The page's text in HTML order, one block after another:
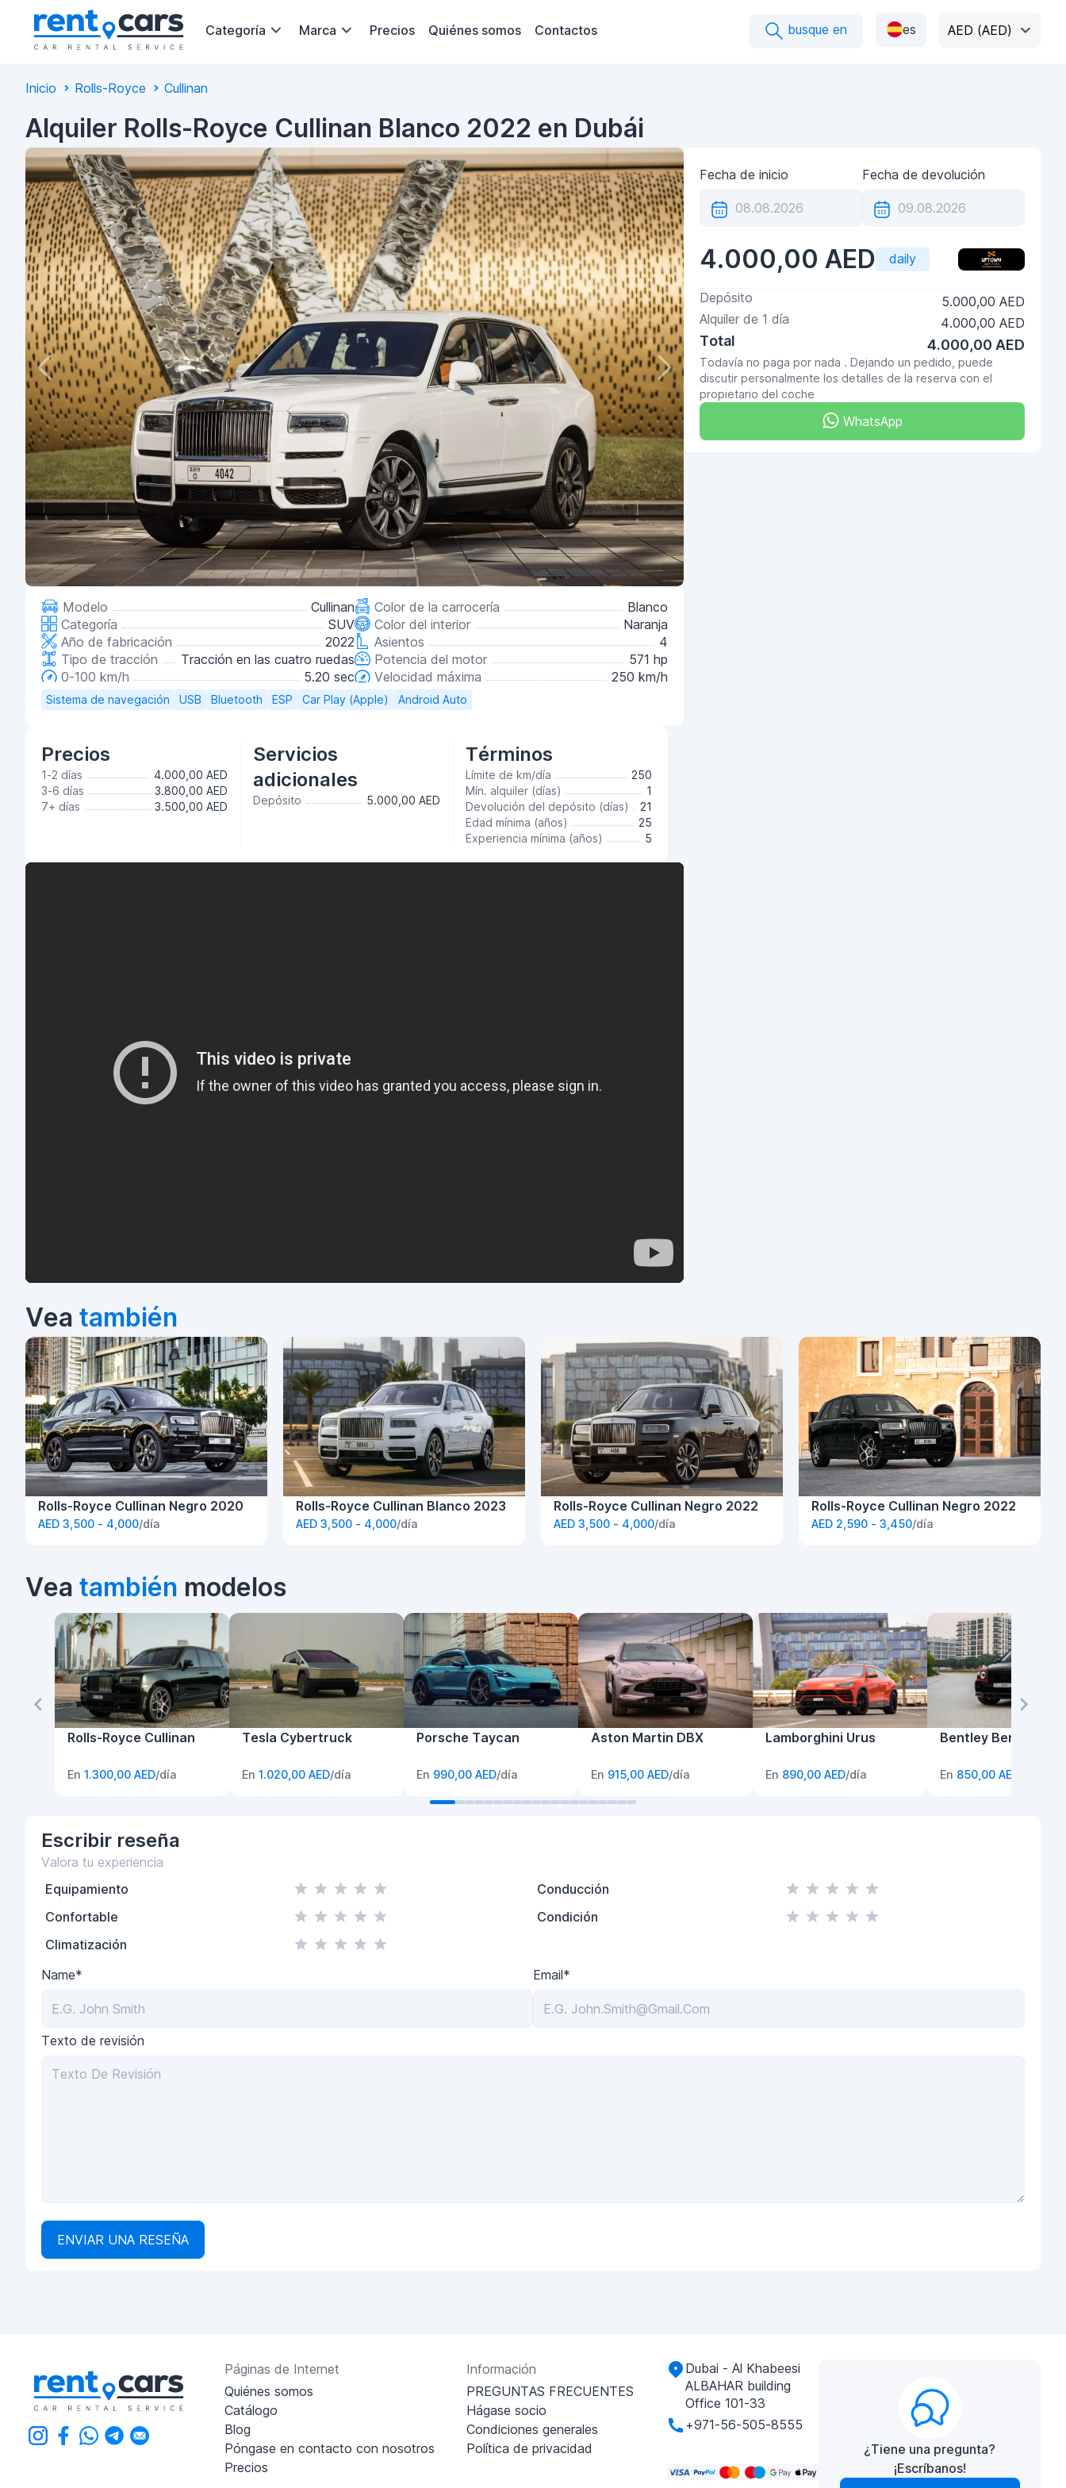
Categoría Marca Precios Quiénes somos Contactos busque en es AED (AED)
Inicio Rolls-Royce Cullinan
Alquiler Rolls-Royce Cullinan Blanco 2022 en Dubái
Modelo
Cullinan
Categoría
SUV
Año de fabricación
2022
Tipo de tracción
Tracción en las cuatro ruedas
0-100 km/h
5.20 sec
Color de la carrocería
Blanco
Color del interior
Naranja
Asientos
4
Potencia del motor
571 hp
Velocidad máxima
250 km/h
Sistema de navegación USB Bluetooth ESP Car Play (Apple) Android Auto
Precios
1-2 días
4.000,00 AED
3-6 días
3.800,00 AED
7+ días
3.500,00 AED
Servicios
adicionales
Depósito 5.000,00 AED
Términos
Límite de km/día
250
Mín. alquiler (días)
1
Devolución del depósito (días)
21
Edad mínima (años)
25
Experiencia mínima (años)
5
Fecha de inicio Fecha de devolución
4.000,00 AED daily
Depósito
5.000,00 AED
Alquiler de 1 día 4.000,00 AED
Total 4.000,00 AED
Todavía no paga por nada . Dejando un pedido, puede
discutir personalmente los detalles de la reserva con el
propietario del coche
WhatsApp
Vea también
Rolls-Royce Cullinan Negro 2020
AED 3,500 - 4,000/día
Rolls-Royce Cullinan Blanco 2023
AED 3,500 - 4,000/día
Rolls-Royce Cullinan Negro 2022
AED 3,500 - 4,000/día
Rolls-Royce Cullinan Negro 2022
AED 2,590 - 3,450/día
Vea también modelos
Rolls-Royce Cullinan
En 1.300,00 AED/día
Tesla Cybertruck
En 1.020,00 AED/día
Porsche Taycan
En 990,00 AED/día
Aston Martin DBX
En 915,00 AED/día
Lamborghini Urus
En 890,00 AED/día
Bentley Bentayga
En 850,00 AED
Escribir reseña
Valora tu experiencia
Equipamiento
Confortable
Climatización
Conducción
Condición
Name* Email*
Texto de revisión
ENVIAR UNA RESEÑA
Páginas de Internet
Quiénes somos
Catálogo
Blog
Póngase en contacto con nosotros
Precios
Información
PREGUNTAS FRECUENTES
Hágase socio
Condiciones generales
Política de privacidad
Dubai - Al Khabeesi
ALBAHAR building
Office 101-33
+971-56-505-8555
¿Tiene una pregunta?
¡Escríbanos!